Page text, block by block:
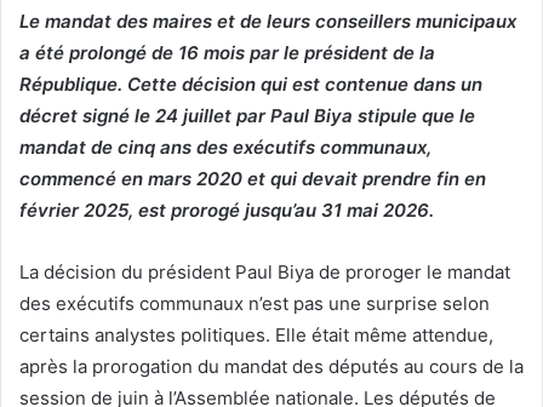
e
l
Le mandat des maires et de leurs conseillers municipaux
a été prolongé de 16 mois par le président de la
République. Cette décision qui est contenue dans un
décret signé le 24 juillet par Paul Biya stipule que le
mandat de cinq ans des exécutifs communaux,
commencé en mars 2020 et qui devait prendre fin en
février 2025, est prorogé jusqu’au 31 mai 2026.
La décision du président Paul Biya de proroger le mandat
des exécutifs communaux n’est pas une surprise selon
certains analystes politiques. Elle était même attendue,
après la prorogation du mandat des députés au cours de la
session de juin à l’Assemblée nationale. Les députés de